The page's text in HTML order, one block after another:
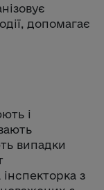
допомагає
і
випадки
з